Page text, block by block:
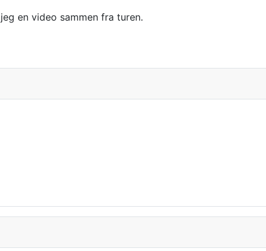
en video sammen fra turen.